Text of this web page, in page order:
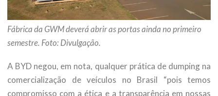
Fábrica da GWM deverá abrir as portas ainda no primeiro
semestre. Foto: Divulgação.
A BYD negou, em nota, qualquer prática de dumping na
comercialização de veículos no Brasil “pois temos
compromisso com a ética e a transparência em nossas